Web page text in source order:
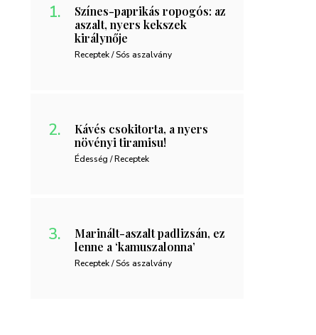
Színes-paprikás ropogós: az
aszalt, nyers kekszek
királynője
Receptek / Sós aszalvány
Kávés csokitorta, a nyers
növényi tiramisu!
Édesség / Receptek
Marinált-aszalt padlizsán, ez
lenne a ‘kamuszalonna’
Receptek / Sós aszalvány